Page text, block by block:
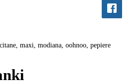
maxi, modiana, oohnoo, pepiere